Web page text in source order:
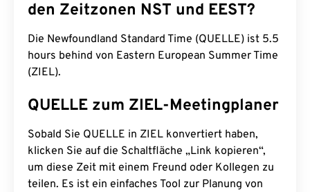
den Zeitzonen NST und EEST?
Die Newfoundland Standard Time (QUELLE) ist 5.5
hours behind von Eastern European Summer Time
(ZIEL).
QUELLE zum ZIEL-Meetingplaner
Sobald Sie QUELLE in ZIEL konvertiert haben,
klicken Sie auf die Schaltfläche „Link kopieren“,
um diese Zeit mit einem Freund oder Kollegen zu
teilen. Es ist ein einfaches Tool zur Planung von